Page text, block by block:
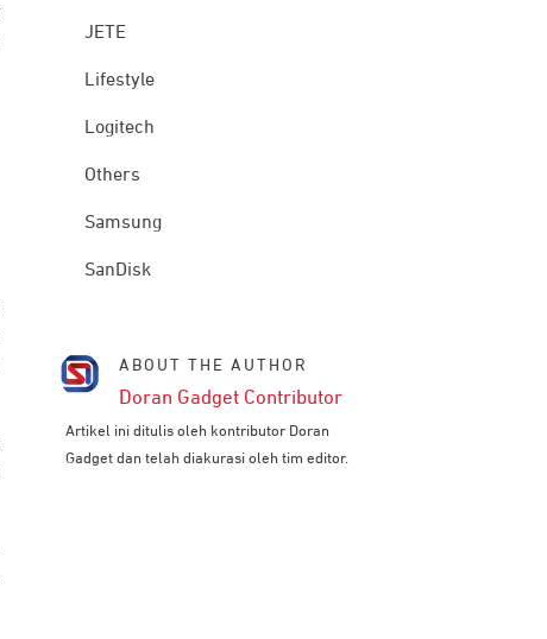
JETE
Lifestyle
Logitech
Others
Samsung
SanDisk
ABOUT THE AUTHOR
Doran Gadget Contributor
Artikel ini ditulis oleh kontributor Doran
Gadget dan telah diakurasi oleh tim editor.